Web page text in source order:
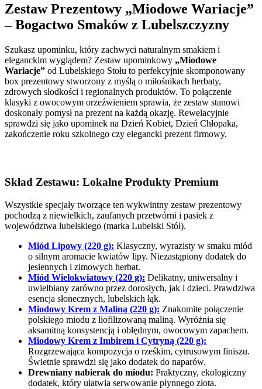
Zestaw Prezentowy „Miodowe Wariacje”
– Bogactwo Smaków z Lubelszczyzny
Szukasz upominku, który zachwyci naturalnym smakiem i
eleganckim wyglądem? Zestaw upominkowy „Miodowe
Wariacje” od Lubelskiego Stołu to perfekcyjnie skomponowany
box prezentowy stworzony z myślą o miłośnikach herbaty,
zdrowych słodkości i regionalnych produktów. To połączenie
klasyki z owocowym orzeźwieniem sprawia, że zestaw stanowi
doskonały pomysł na prezent na każdą okazję. Rewelacyjnie
sprawdzi się jako upominek na Dzień Kobiet, Dzień Chłopaka,
zakończenie roku szkolnego czy elegancki prezent firmowy.
Skład Zestawu: Lokalne Produkty Premium
Wszystkie specjały tworzące ten wykwintny zestaw prezentowy
pochodzą z niewielkich, zaufanych przetwórni i pasiek z
województwa lubelskiego (marka Lubelski Stół).
Miód Lipowy (220 g): Klasyczny, wyrazisty w smaku miód
o silnym aromacie kwiatów lipy. Niezastąpiony dodatek do
jesiennych i zimowych herbat.
Miód Wielokwiatowy (220 g): Delikatny, uniwersalny i
uwielbiany zarówno przez dorosłych, jak i dzieci. Prawdziwa
esencja słonecznych, lubelskich łąk.
Miodowy Krem z Maliną (220 g): Znakomite połączenie
polskiego miodu z liofilizowaną maliną. Wyróżnia się
aksamitną konsystencją i obłędnym, owocowym zapachem.
Miodowy Krem z Imbirem i Cytryną (220 g):
Rozgrzewająca kompozycja o rześkim, cytrusowym finiszu.
Świetnie sprawdzi się jako dodatek do naparów.
Drewniany nabierak do miodu: Praktyczny, ekologiczny
dodatek, który ułatwia serwowanie płynnego złota.